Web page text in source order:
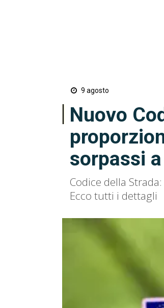
9 agosto
Nuovo
sorpassi
Codice della
Ecco tutti i dettagli